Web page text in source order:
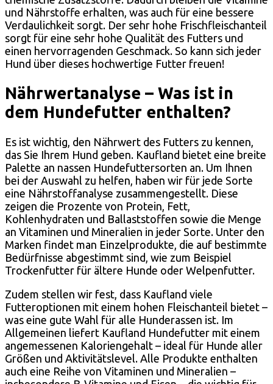
und Nährstoffe erhalten, was auch für eine bessere
Verdaulichkeit sorgt. Der sehr hohe Frischfleischanteil
sorgt für eine sehr hohe Qualität des Futters und
einen hervorragenden Geschmack. So kann sich jeder
Hund über dieses hochwertige Futter freuen!
Nährwertanalyse – Was ist in
dem Hundefutter enthalten?
Es ist wichtig, den Nährwert des Futters zu kennen,
das Sie Ihrem Hund geben. Kaufland bietet eine breite
Palette an nassen Hundefuttersorten an. Um Ihnen
bei der Auswahl zu helfen, haben wir für jede Sorte
eine Nährstoffanalyse zusammengestellt. Diese
zeigen die Prozente von Protein, Fett,
Kohlenhydraten und Ballaststoffen sowie die Menge
an Vitaminen und Mineralien in jeder Sorte. Unter den
Marken findet man Einzelprodukte, die auf bestimmte
Bedürfnisse abgestimmt sind, wie zum Beispiel
Trockenfutter für ältere Hunde oder Welpenfutter.
Zudem stellen wir fest, dass Kaufland viele
Futteroptionen mit einem hohen Fleischanteil bietet –
was eine gute Wahl für alle Hunderassen ist. Im
Allgemeinen liefert Kaufland Hundefutter mit einem
angemessenen Kaloriengehalt – ideal für Hunde aller
Größen und Aktivitätslevel. Alle Produkte enthalten
auch eine Reihe von Vitaminen und Mineralien –